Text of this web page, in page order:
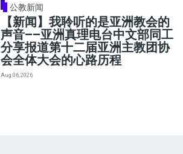
公教新闻
【新闻】我聆听的是亚洲教会的
声音——亚洲真理电台中文部同工
分享报道第十二届亚洲主教团协
会全体大会的心路历程
Aug 06, 2026